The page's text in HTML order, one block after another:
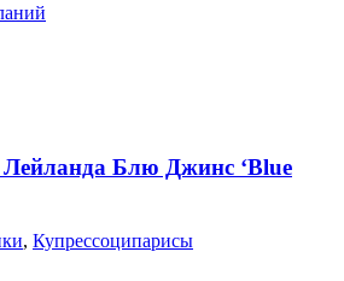
Лейланда Блю Джинс ‘Blue
, Купрессоципарисы